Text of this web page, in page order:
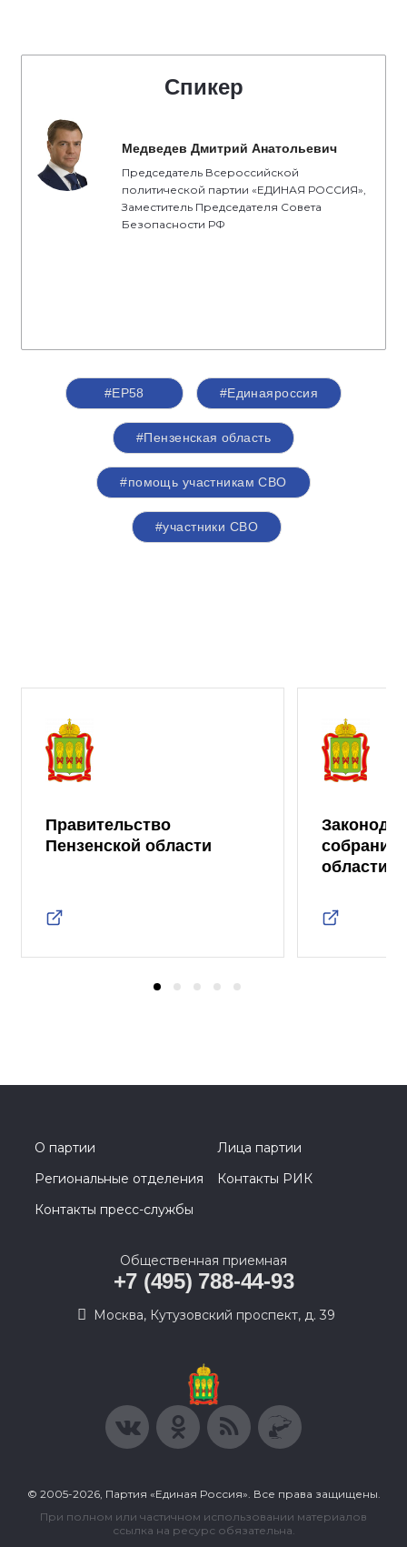
Спикер
Медведев Дмитрий Анатольевич
Председатель Всероссийской
политической партии «ЕДИНАЯ РОССИЯ»,
Заместитель Председателя Совета
Безопасности РФ
#ЕР58 #Единаяроссия
#Пензенская область
#помощь участникам СВО
#участники СВО
Правительство
Пензенской области
собрание
области
О партии
Лица партии
Региональные отделения
Контакты РИК
Контакты пресс-службы
Общественная приемная
+7 (495) 788-44-93
Москва, Кутузовский проспект, д. 39
© 2005-2026, Партия «Единая Россия». Все права защищены.
При полном или частичном использовании материалов
ссылка на ресурс обязательна.